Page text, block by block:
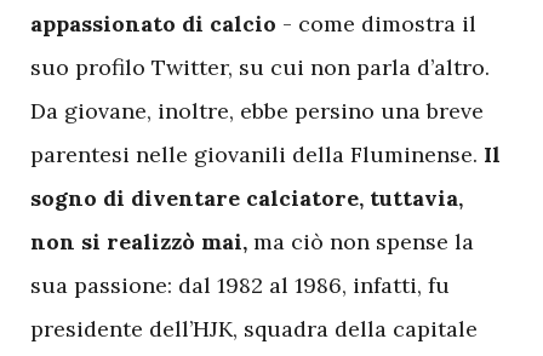
appassionato di calcio - come dimostra il
suo profilo Twitter, su cui non parla d’altro.
Da giovane, inoltre, ebbe persino una breve
parentesi nelle giovanili della Fluminense. Il
sogno di diventare calciatore, tuttavia,
non si realizzò mai, ma ciò non spense la
sua passione: dal 1982 al 1986, infatti, fu
presidente dell’HJK, squadra della capitale